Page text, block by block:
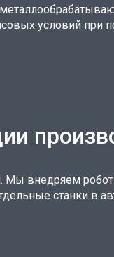
условий при
Мы внедряем
станки в